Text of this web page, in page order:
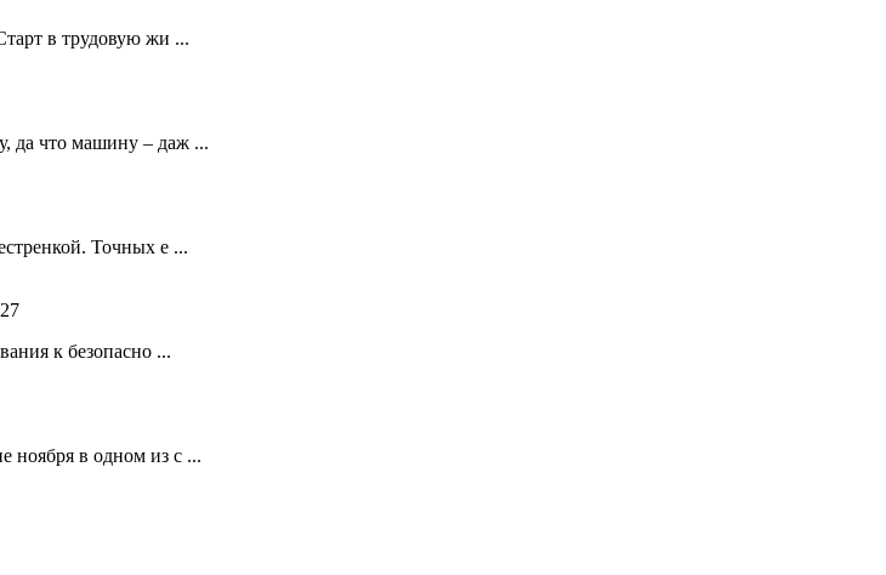
в трудовую жи ...
да что машину – даж ...
Точных е ...
к безопасно ...
ноября в одном из с ...